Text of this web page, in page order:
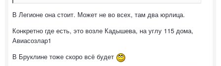
В Легионе она стоит. Может не во всех, там два юрлица.
Конкретно где есть, это возле Кадышева, на углу 115 дома,
Авиасозлар1
В Бруклине тоже скоро всё будет